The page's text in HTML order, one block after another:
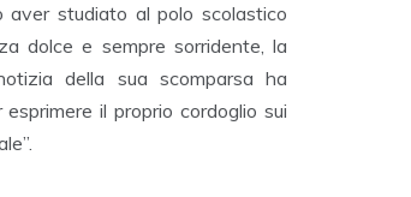
aver studiato al polo scolastico
dolce e sempre sorridente, la
della sua scomparsa ha
il proprio cordoglio sui